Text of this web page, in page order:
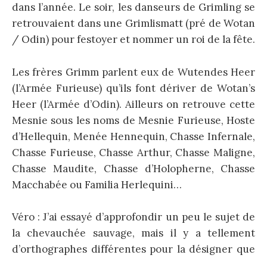
dans l’année. Le soir, les danseurs de Grimling se
retrouvaient dans une Grimlismatt (pré de Wotan
/ Odin) pour festoyer et nommer un roi de la fête.
Les frères Grimm parlent eux de Wutendes Heer
(l’Armée Furieuse) qu’ils font dériver de Wotan’s
Heer (l’Armée d’Odin). Ailleurs on retrouve cette
Mesnie sous les noms de Mesnie Furieuse, Hoste
d’Hellequin, Menée Hennequin, Chasse Infernale,
Chasse Furieuse, Chasse Arthur, Chasse Maligne,
Chasse Maudite, Chasse d’Holopherne, Chasse
Macchabée ou Familia Herlequini…
Véro : J’ai essayé d’approfondir un peu le sujet de
la chevauchée sauvage, mais il y a tellement
d’orthographes différentes pour la désigner que